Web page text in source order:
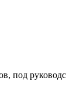
под